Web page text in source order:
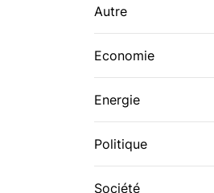
Autre
Economie
Energie
Politique
Société